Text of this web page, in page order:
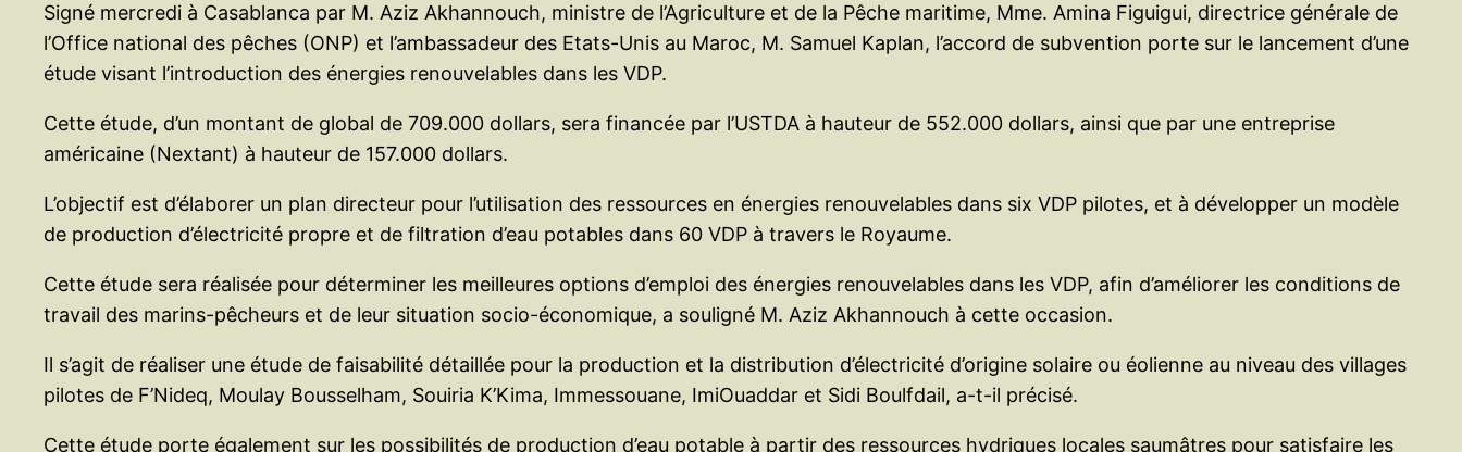
Signé mercredi à Casablanca par M. Aziz Akhannouch, ministre de l’Agriculture et de la Pêche maritime, Mme. Amina Figuigui, directrice générale de
l’Office national des pêches (ONP) et l’ambassadeur des Etats-Unis au Maroc, M. Samuel Kaplan, l’accord de subvention porte sur le lancement d’une
étude visant l’introduction des énergies renouvelables dans les VDP.
Cette étude, d’un montant de global de 709.000 dollars, sera financée par l’USTDA à hauteur de 552.000 dollars, ainsi que par une entreprise
américaine (Nextant) à hauteur de 157.000 dollars.
L’objectif est d’élaborer un plan directeur pour l’utilisation des ressources en énergies renouvelables dans six VDP pilotes, et à développer un modèle
de production d’électricité propre et de filtration d’eau potables dans 60 VDP à travers le Royaume.
Cette étude sera réalisée pour déterminer les meilleures options d’emploi des énergies renouvelables dans les VDP, afin d’améliorer les conditions de
travail des marins-pêcheurs et de leur situation socio-économique, a souligné M. Aziz Akhannouch à cette occasion.
Il s’agit de réaliser une étude de faisabilité détaillée pour la production et la distribution d’électricité d’origine solaire ou éolienne au niveau des villages
pilotes de F’Nideq, Moulay Bousselham, Souiria K’Kima, Immessouane, ImiOuaddar et Sidi Boulfdail, a-t-il précisé.
Cette étude porte également sur les possibilités de production d’eau potable à partir des ressources hydriques locales saumâtres pour satisfaire les